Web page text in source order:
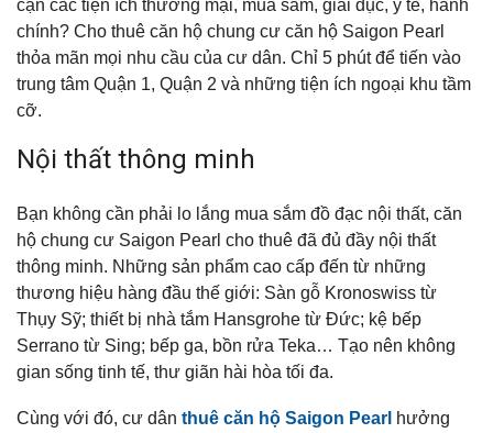
cận các tiện ích thương mại, mua sắm, giái dục, y tế, hành
chính? Cho thuê căn hộ chung cư căn hộ Saigon Pearl
thỏa mãn mọi nhu cầu của cư dân. Chỉ 5 phút để tiến vào
trung tâm Quận 1, Quận 2 và những tiện ích ngoại khu tầm
cỡ.
Nội thất thông minh
Bạn không cần phải lo lắng mua sắm đồ đạc nội thất, căn
hộ chung cư Saigon Pearl cho thuê đã đủ đầy nội thất
thông minh. Những sản phẩm cao cấp đến từ những
thương hiệu hàng đầu thế giới: Sàn gỗ Kronoswiss từ
Thụy Sỹ; thiết bị nhà tắm Hansgrohe từ Đức; kệ bếp
Serrano từ Sing; bếp ga, bồn rửa Teka… Tạo nên không
gian sống tinh tế, thư giãn hài hòa tối đa.
Cùng với đó, cư dân thuê căn hộ Saigon Pearl hưởng